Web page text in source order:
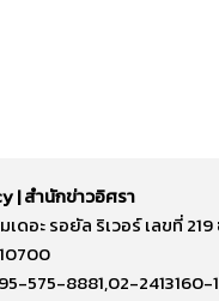
| สำนักข่าวอิศรา
เดอะ รอยัล ริเวอร์ เลขที่
575-8881,02-2413160-1